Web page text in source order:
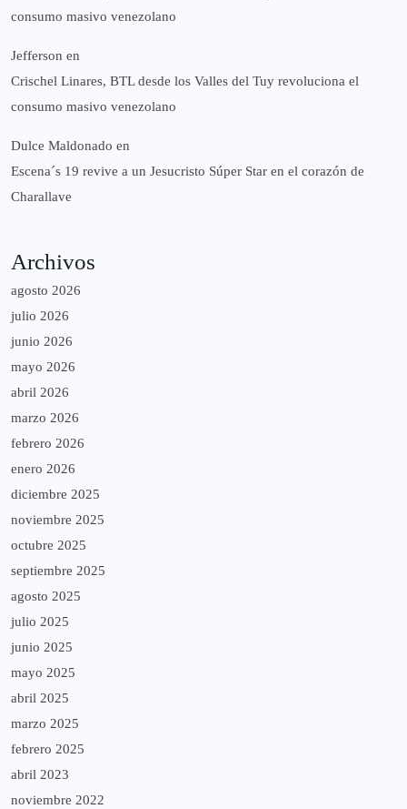
consumo masivo venezolano
Jefferson en
Crischel Linares, BTL desde los Valles del Tuy revoluciona el
consumo masivo venezolano
Dulce Maldonado en
Escena´s 19 revive a un Jesucristo Súper Star en el corazón de
Charallave
Archivos
agosto 2026
julio 2026
junio 2026
mayo 2026
abril 2026
marzo 2026
febrero 2026
enero 2026
diciembre 2025
noviembre 2025
octubre 2025
septiembre 2025
agosto 2025
julio 2025
junio 2025
mayo 2025
abril 2025
marzo 2025
febrero 2025
abril 2023
noviembre 2022